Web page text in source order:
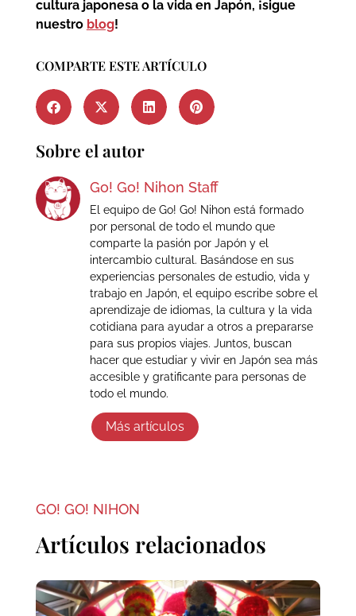
cultura japonesa o la vida en Japón, ¡sigue
nuestro blog!
COMPARTE ESTE ARTÍCULO
Sobre el autor
Go! Go! Nihon Staff
El equipo de Go! Go! Nihon está formado
por personal de todo el mundo que
comparte la pasión por Japón y el
intercambio cultural. Basándose en sus
experiencias personales de estudio, vida y
trabajo en Japón, el equipo escribe sobre el
aprendizaje de idiomas, la cultura y la vida
cotidiana para ayudar a otros a prepararse
para sus propios viajes. Juntos, buscan
hacer que estudiar y vivir en Japón sea más
accesible y gratificante para personas de
todo el mundo.
Más artículos
GO! GO! NIHON
Artículos relacionados